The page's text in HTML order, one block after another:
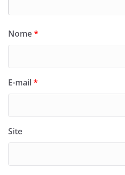
Nome*
E-mail*
Site